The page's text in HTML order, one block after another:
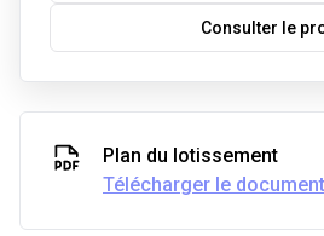
Consulter le
Plan du lotissement
Télécharger le document